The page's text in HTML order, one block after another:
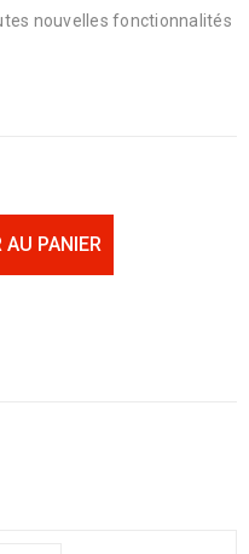
nouvelles fonctionnalités
PANIER